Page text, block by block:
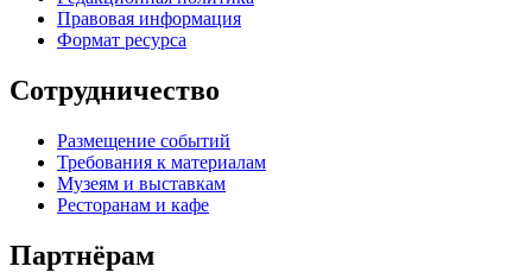
Правовая информация
Формат ресурса
Сотрудничество
Размещение событий
Требования к материалам
Музеям и выставкам
Ресторанам и кафе
Партнёрам